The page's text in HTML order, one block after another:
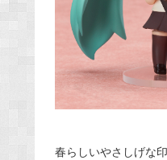
春らしいやさしげな